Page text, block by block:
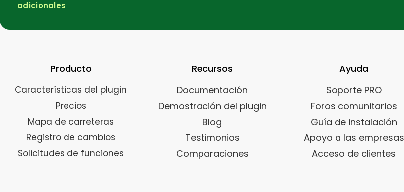
adicionales
Producto
Características del plugin
Precios
Mapa de carreteras
Registro de cambios
Solicitudes de funciones
Recursos
Documentación
Demostración del plugin
Blog
Testimonios
Comparaciones
Ayuda
Soporte PRO
Foros comunitarios
Guía de instalación
Apoyo a las empresas
Acceso de clientes